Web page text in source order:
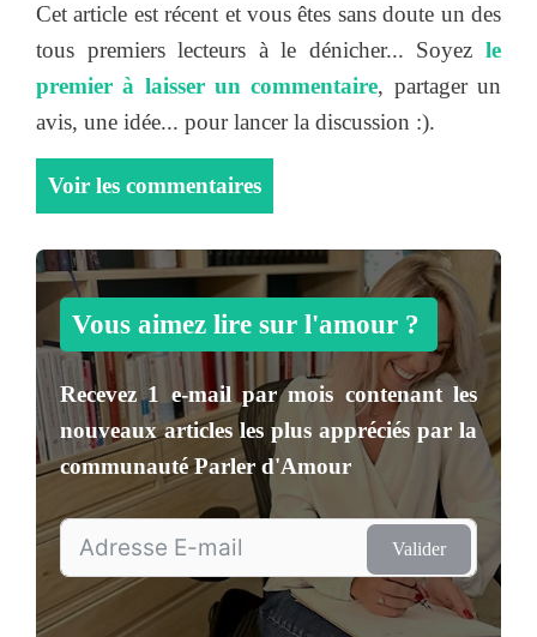
Cet article est récent et vous êtes sans doute un des
tous premiers lecteurs à le dénicher... Soyez le
premier à laisser un commentaire, partager un
avis, une idée... pour lancer la discussion :).
Voir les commentaires
Vous aimez lire sur l'amour ?
Recevez1 e-mail par mois contenant les
nouveaux articles les plus appréciés par la
communautéParler d'Amour
Valider